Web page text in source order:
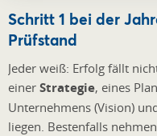
Schritt 1 bei der
Prüfstand
Jeder weiß: Erfolg fällt
einer Strategie, eines
Unternehmens (Vision)
liegen. Bestenfalls